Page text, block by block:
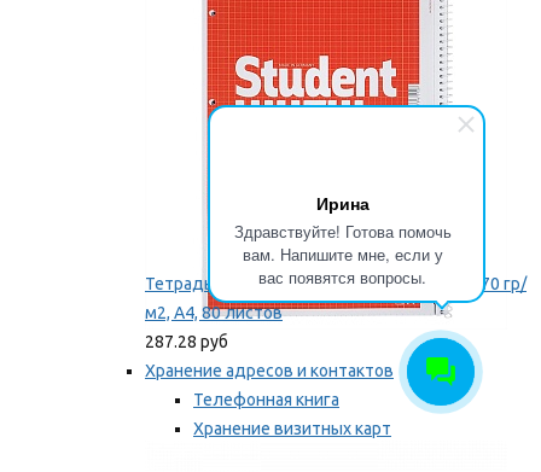
Ирина
Здравствуйте! Готова помочь
вам. Напишите мне, если у
вас появятся вопросы.
Мы рекомендуем
Тетрадь для левши Brunnen, на пружине, 70 гр/
м2, А4, 80 листов
287.28 руб
Хранение адресов и контактов
Телефонная книга
Хранение визитных карт